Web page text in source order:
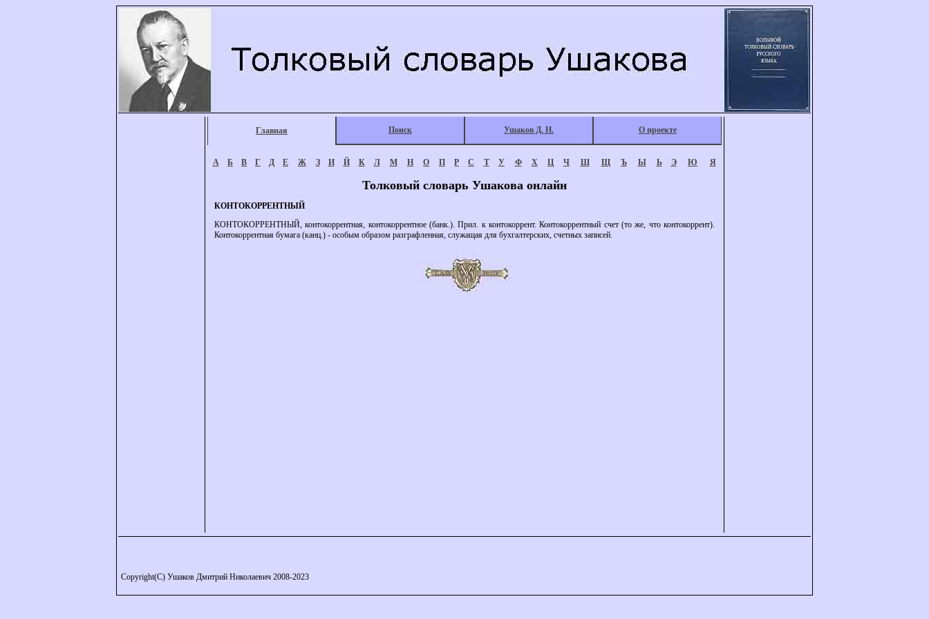
Главная Поиск Ушаков Д. Н. О проекте
А Б В Г Д Е Ж З И Й К Л М Н О П Р С Т У Ф Х Ц Ч Ш Щ Ъ Ы Ь Э Ю Я
Толковый словарь Ушакова онлайн
КОНТОКОРРЕНТНЫЙ
КОНТОКОРРЕНТНЫЙ, контокоррентная, контокоррентное (банк.). Прил. к контокоррент. Контокоррентный счет (то же, что контокоррент).
Контокоррентная бумага (канц.) - особым образом разграфленная, служащая для бухгалтерских, счетных записей.
Copyright(C) Ушаков Дмитрий Николаевич 2008-2023